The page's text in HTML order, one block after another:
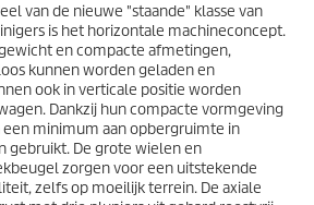
van de nieuwe "staande" klasse van
is het horizontale machineconcept.
en compacte afmetingen,
kunnen worden geladen en
ook in verticale positie worden
Dankzij hun compacte vormgeving
minimum aan opbergruimte in
gebruikt. De grote wielen en
zorgen voor een uitstekende
zelfs op moeilijk terrein. De axiale